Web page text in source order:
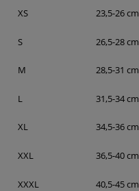
XS
23,5-26 cm
S 26,5-28 cm
M 28,5-31 cm
L 31,5-34 cm
XL 34,5-36 cm
XXL 36,5-40 cm
XXXL 40,5-45 cm